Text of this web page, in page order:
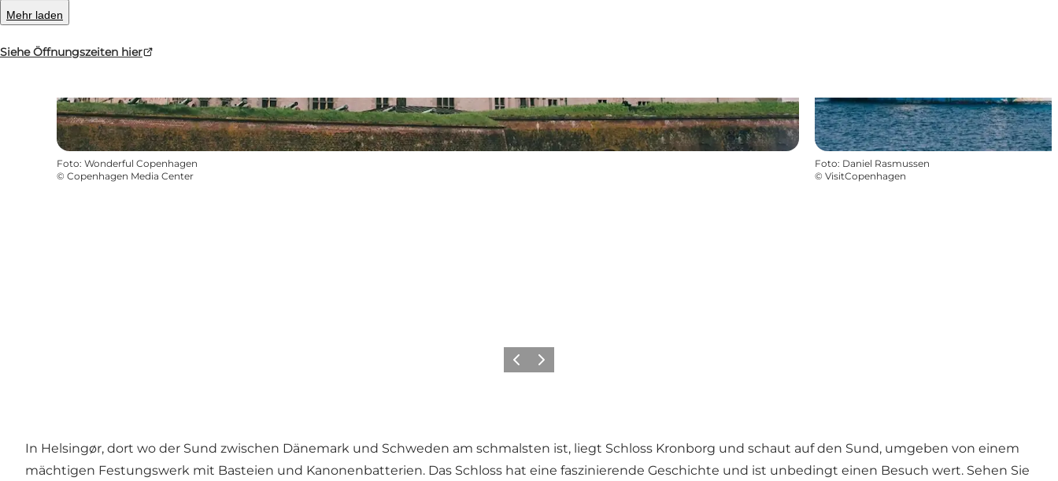
Mehr laden
Siehe Öffnungszeiten hier
Foto: Wonderful Copenhagen
© Copenhagen Media Center
Foto: Daniel Rasmussen
© VisitCopenhagen
ZurückWeiter
In Helsingør, dort wo der Sund zwischen Dänemark und Schweden am schmalsten ist, liegt Schloss Kronborg und schaut auf den Sund, umgeben von einem
mächtigen Festungswerk mit Basteien und Kanonenbatterien. Das Schloss hat eine faszinierende Geschichte und ist unbedingt einen Besuch wert. Sehen Sie